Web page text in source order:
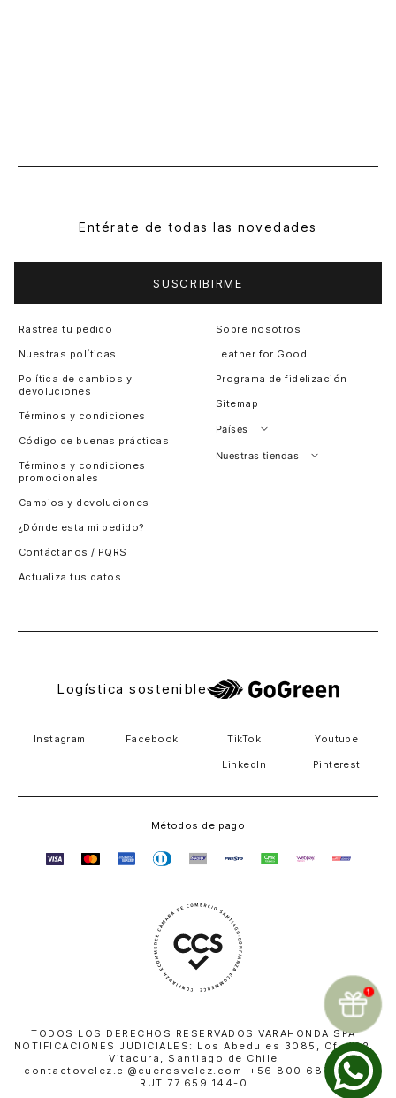
Entérate de todas las novedades
SUSCRIBIRME
Rastrea tu pedido
Nuestras políticas
Política de cambios y
devoluciones
Términos y condiciones
Código de buenas prácticas
Términos y condiciones
promocionales
Cambios y devoluciones
¿Dónde esta mi pedido?
Contáctanos / PQRS
Actualiza tus datos
Sobre nosotros
Leather for Good
Programa de fidelización
Sitemap
Países
Perú
Nuestras tiendas
Logística sostenible
Instagram Facebook TikTok Youtube
LinkedIn Pinterest
Métodos de pago
TODOS LOS DERECHOS RESERVADOS VARAHONDA SPA
NOTIFICACIONES JUDICIALES: Los Abedules 3085, Of. 402,
Vitacura, Santiago de Chile
contactovelez.cl@cuerosvelez.com +56 800 681 010 |
RUT 77.659.144-0